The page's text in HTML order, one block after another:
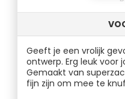
Geeft je een vrolijk
ontwerp. Erg leuk voor
Gemaakt van
fijn zijn om mee te